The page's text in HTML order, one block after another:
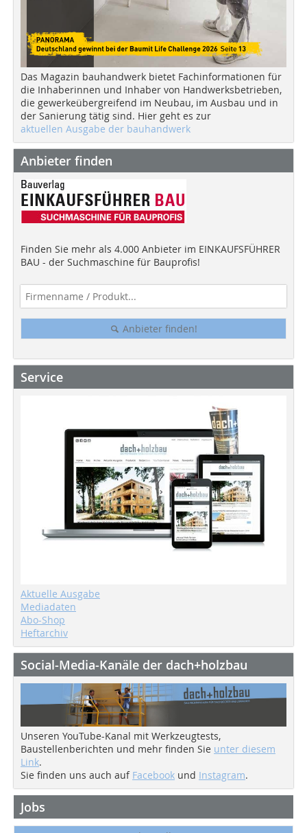
Das Magazin bauhandwerk bietet Fachinformationen für
die Inhaberinnen und Inhaber von Handwerksbetrieben,
die gewerkeübergreifend im Neubau, im Ausbau und in
der Sanierung tätig sind. Hier geht es zur
aktuellen Ausgabe der bauhandwerk
Anbieter finden
Finden Sie mehr als 4.000 Anbieter im EINKAUFSFÜHRER
BAU - der Suchmaschine für Bauprofis!
Anbieter finden!
Service
Aktuelle Ausgabe
Mediadaten
Abo-Shop
Heftarchiv
Social-Media-Kanäle der dach+holzbau
Unseren YouTube-Kanal mit Werkzeugtests,
Baustellenberichten und mehr finden Sie unter diesem
Link.
Sie finden uns auch auf Facebook und Instagram.
Jobs